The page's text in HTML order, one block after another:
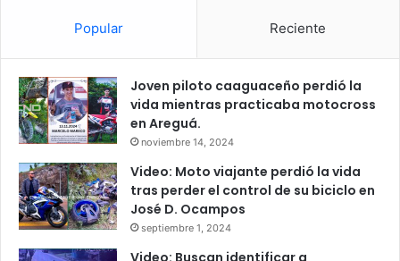
Popular Reciente
Joven piloto caaguaceño perdió la
vida mientras practicaba motocross
en Areguá.
noviembre 14, 2024
Video: Moto viajante perdió la vida
tras perder el control de su biciclo en
José D. Ocampos
septiembre 1, 2024